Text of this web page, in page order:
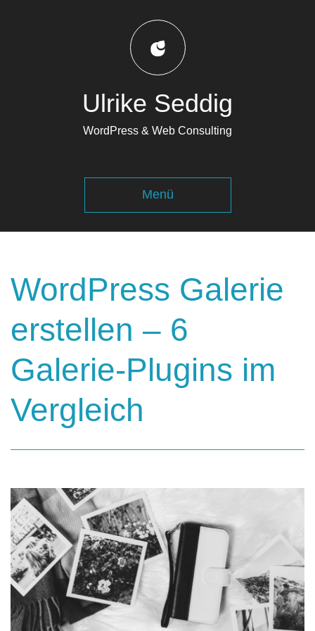
Ulrike Seddig
WordPress & Web Consulting
Navigation
ausklappen
Menü
WordPress Galerie
erstellen – 6
Galerie-Plugins im
Vergleich